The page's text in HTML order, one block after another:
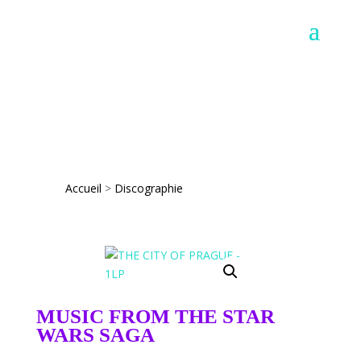
Accueil > Discographie
MUSIC FROM THE STAR
WARS SAGA